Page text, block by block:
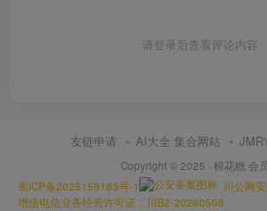
请登录后查看评论内容
友链申请 AI大全 集合网站
Copyright © 2025 · 棉花糖 会
蜀ICP备2025159183号-1
川公网
增值电信业务经营许可证：川B2-20260508